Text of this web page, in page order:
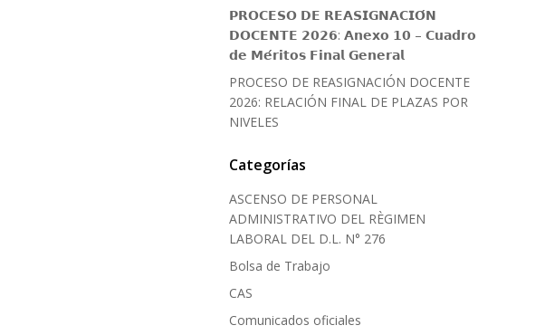
𝗣𝗥𝗢𝗖𝗘𝗦𝗢 𝗗𝗘 𝗥𝗘𝗔𝗦𝗜𝗚𝗡𝗔𝗖𝗜𝗢́𝗡
𝗗𝗢𝗖𝗘𝗡𝗧𝗘 𝟮𝟬𝟮𝟲: 𝗔𝗻𝗲𝘅𝗼 𝟭𝟬 – 𝗖𝘂𝗮𝗱𝗿𝗼
𝗱𝗲 𝗠𝗲́𝗿𝗶𝘁𝗼𝘀 𝗙𝗶𝗻𝗮𝗹 𝗚𝗲𝗻𝗲𝗿𝗮𝗹
PROCESO DE REASIGNACIÓN DOCENTE
2026: RELACIÓN FINAL DE PLAZAS POR
NIVELES
Categorías
ASCENSO DE PERSONAL
ADMINISTRATIVO DEL RÈGIMEN
LABORAL DEL D.L. N° 276
Bolsa de Trabajo
CAS
Comunicados oficiales